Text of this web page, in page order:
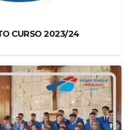
CURSO 2023/24